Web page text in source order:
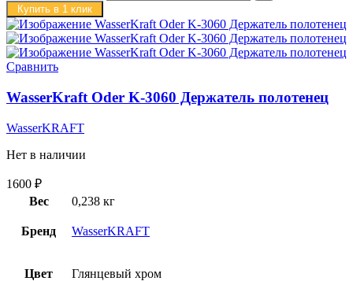
Купить в 1 клик
Сравнить
WasserKraft Oder K-3060 Держатель полотенец
WasserKRAFT
Нет в наличии
1600 ₽
Вес
0,238 кг
Бренд WasserKRAFT
Цвет Глянцевый хром